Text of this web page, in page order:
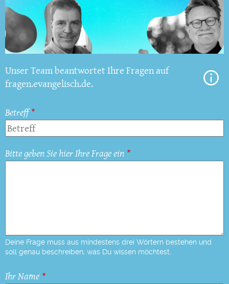
Unser Team beantwortet Ihre Fragen auf
fragen.evangelisch.de.
Betreff
Bitte geben Sie hier Ihre Frage ein
Deine Frage muss aus mindestens drei Wörtern bestehen und
soll genau beschreiben, was Du wissen möchtest.
Ihr Name